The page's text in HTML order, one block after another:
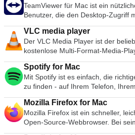
TeamViewer für Mac ist ein
Benutzer, die den Desktop-Zugriff
Internet teilen möchten. Früher ein
hauptsächlich von Technikern zur
auf Host-Computern verwendet
heute von Millionen von
gemeinsam zu nutzen, auf
zu trainieren und sogar virtuelle
durchzuführen. TeamViewer stellt innerhalb weniger
Sekunden eine Verbindung zu
ganzen Welt her. Sie können den
fernsteuern, als ob Sie direkt davor
Computer über das Internet
Sitzung auf und speichern Sie sie
VLC media player
Der VLC Media Player ist der
kostenlose Multi-Format-Media-
Seine Popularität wurde durch
Probleme gefördert, die
QuickTime, itunes und RealPlayer
und Musikdateiformate
grundlegende Benutzeroberfläche
Anpassungsoptionen bedeuten,
Medienplayer mit VLC mithalten
fast jedes Video- oder
Spotify for Mac
Mit Spotify ist es einfach, die
zu finden - auf Ihrem Telefon,
und mehr. Es gibt Millionen von
nun trainieren, feiern oder
immer zur Hand. Wählen Sie, was
oder lassen Sie sich von Spotify
Mozilla Firefox for Mac
Mozilla Firefox ist ein schneller,
Open-Source-Webbrowser. Bei
im Jahr 2004 war Mozilla Firefox